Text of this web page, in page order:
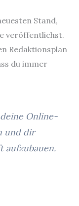
Stand,
veröffentlichst.
Redaktionsplan
du immer
Online-
und dir
aufzubauen.